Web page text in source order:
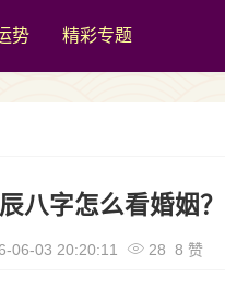
势 精彩专题
八字怎么看婚姻？
06-03 20:20:11 28 8 赞